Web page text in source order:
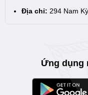
Địa chỉ: 294 Nam
Ứng dụng